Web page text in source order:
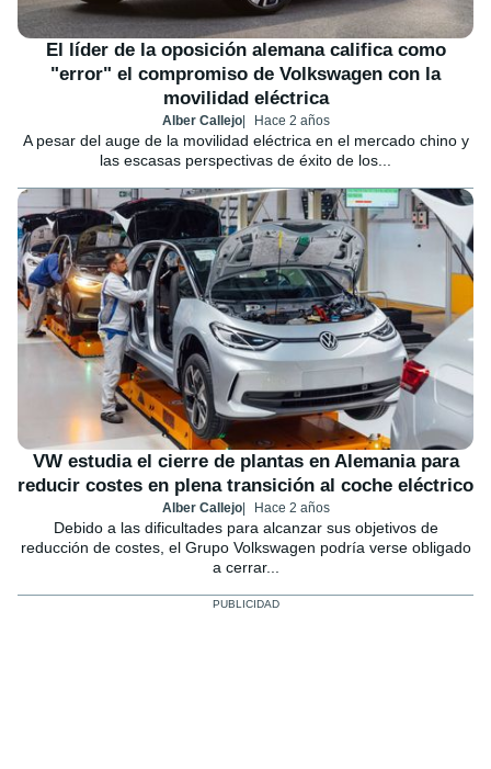
El líder de la oposición alemana califica como
"error" el compromiso de Volkswagen con la
movilidad eléctrica
Alber Callejo Hace 2 años
A pesar del auge de la movilidad eléctrica en el mercado chino y
las escasas perspectivas de éxito de los...
VW estudia el cierre de plantas en Alemania para
reducir costes en plena transición al coche eléctrico
Alber Callejo Hace 2 años
Debido a las dificultades para alcanzar sus objetivos de
reducción de costes, el Grupo Volkswagen podría verse obligado
a cerrar...